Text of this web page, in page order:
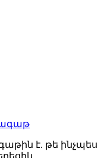
է. թե ինչպես